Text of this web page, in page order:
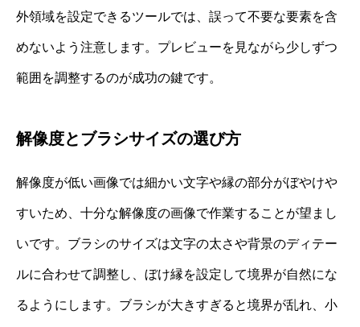
外領域を設定できるツールでは、誤って不要な要素を含
めないよう注意します。プレビューを見ながら少しずつ
範囲を調整するのが成功の鍵です。
解像度とブラシサイズの選び方
解像度が低い画像では細かい文字や縁の部分がぼやけや
すいため、十分な解像度の画像で作業することが望まし
いです。ブラシのサイズは文字の太さや背景のディテー
ルに合わせて調整し、ぼけ縁を設定して境界が自然にな
るようにします。ブラシが大きすぎると境界が乱れ、小